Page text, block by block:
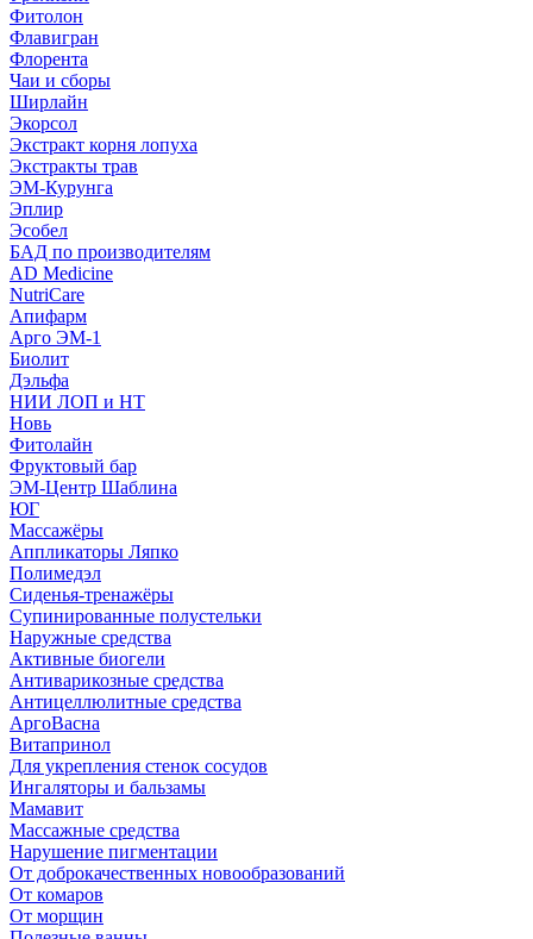
Фитолон
Флавигран
Флорента
Чаи и сборы
Ширлайн
Экорсол
Экстракт корня лопуха
Экстракты трав
ЭМ-Курунга
Эплир
Эсобел
БАД по производителям
AD Medicine
NutriCare
Апифарм
Арго ЭМ-1
Биолит
Дэльфа
НИИ ЛОП и НТ
Новь
Фитолайн
Фруктовый бар
ЭМ-Центр Шаблина
ЮГ
Массажёры
Аппликаторы Ляпко
Полимедэл
Сиденья-тренажёры
Супинированные полустельки
Наружные средства
Активные биогели
Антиварикозные средства
Антицеллюлитные средства
АргоВасна
Витапринол
Для укрепления стенок сосудов
Ингаляторы и бальзамы
Мамавит
Массажные средства
Нарушение пигментации
От доброкачественных новообразований
От комаров
От морщин